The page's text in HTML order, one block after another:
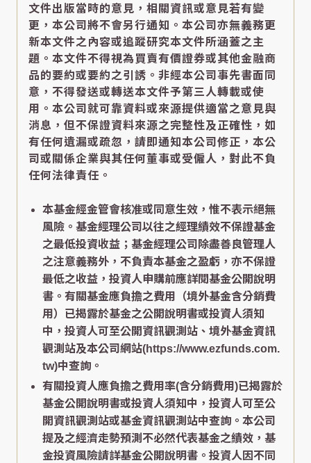
文件出版當時的意見，相關資訊或意見若有變
更，本公司將不會另行通知。本公司亦無義務更
新本文件之內容或追蹤研究本文件所涵蓋之主
題。本文件不得視為買賣有價證券或其他金融商
品的要約或要約之引誘。非經本公司事先書面同
意，不得發送或轉送本文件予第三人轉載或使
用。本公司就可靠資料或來源提供適當之意見與
消息，但不保證資料來源之完整性及正確性，如
有任何遺漏或疏忽，請即通知本公司修正，本公
司或關係企業與其任何董事或受僱人，對此不負
任何法律責任。
本基金經金管會核准或同意生效，惟不表示絕無
風險。基金經理公司以往之經理績效不保證基金
之最低投資收益；基金經理公司除盡善良管理人
之注意義務外，不負責本基金之盈虧，亦不保證
最低之收益，投資人申購前應詳閱基金公開說明
書。有關基金應負擔之費用（境外基金含分銷費
用）已揭露於基金之公開說明書或投資人須知
中，投資人可至公開資訊觀測站、境外基金資訊
觀測站及本公司網站(https://www.ezfunds.com.
tw)中查詢。
有關投資人應負擔之費用率(含分銷費用)已揭露於
基金公開說明書或投資人須知中，投資人可至公
開資訊觀測站或基金資訊觀測站中查詢。本公司
提及之經濟走勢預測不必然代表基金之績效，基
金投資風險請詳基金公開說明書。投資人因不同